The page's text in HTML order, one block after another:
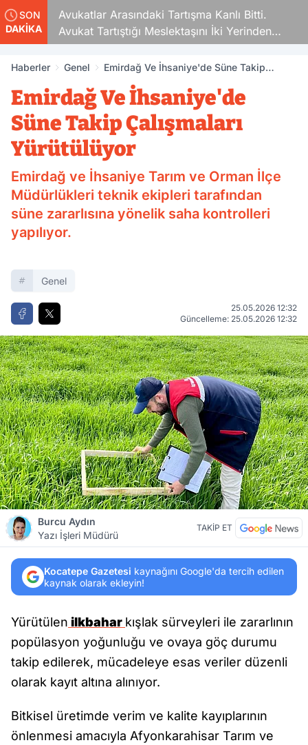
SON
DAKİKA
Avukatlar Arasındaki Tartışma Kanlı Bitti.
Avukat Tartıştığı Meslektaşını İki Yerinden
Vurdu
Haberler Genel
Emirdağ Ve İhsaniye'de Süne Takip
Emirdağ Ve İhsaniye'de
Süne Takip Çalışmaları
Yürütülüyor
Emirdağ ve İhsaniye Tarım ve Orman İlçe
Müdürlükleri teknik ekipleri tarafından
süne zararlısına yönelik saha kontrolleri
yapılıyor.
Genel
25.05.2026 12:32
Güncelleme: 25.05.2026 12:32
Burcu Aydın
Yazı İşleri Müdürü
TAKİP ET
Kocatepe Gazetesi kaynağını Google'da tercih edilen
kaynak olarak ekleyin!
Yürütülen ilkbahar kışlak sürveyleri ile zararlının
popülasyon yoğunluğu ve ovaya göç durumu
takip edilerek, mücadeleye esas veriler düzenli
olarak kayıt altına alınıyor.
Bitkisel üretimde verim ve kalite kayıplarının
önlenmesi amacıyla Afyonkarahisar Tarım ve